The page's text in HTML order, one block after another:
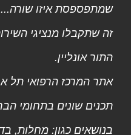
שמתפספסת איזו שורה...
זה שתקבלו מנציגי
התור אונליין.
אתר המרכז הרפואי תל
תכנים שונים בתחומי
בנושאים כגון: מחלות,